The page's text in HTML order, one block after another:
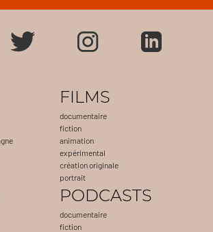
FILMS
documentaire
fiction
animation
expérimental
création originale
portrait
PODCASTS
documentaire
fiction